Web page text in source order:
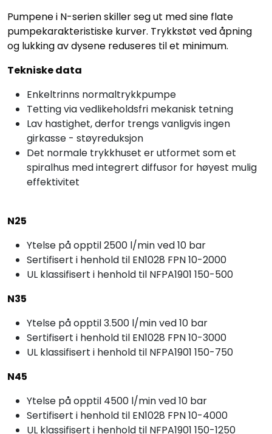
Pumpene i N-serien skiller seg ut med sine flate
pumpekarakteristiske kurver. Trykkstøt ved åpning
og lukking av dysene reduseres til et minimum.
Tekniske data
Enkeltrinns normaltrykkpumpe
Tetting via vedlikeholdsfri mekanisk tetning
Lav hastighet, derfor trengs vanligvis ingen
girkasse - støyreduksjon
Det normale trykkhuset er utformet som et
spiralhus med integrert diffusor for høyest mulig
effektivitet
N25
Ytelse på opptil 2500 l/min ved 10 bar
Sertifisert i henhold til EN1028 FPN 10-2000
UL klassifisert i henhold til NFPA1901 150-500
N35
Ytelse på opptil 3.500 l/min ved 10 bar
Sertifisert i henhold til EN1028 FPN 10-3000
UL klassifisert i henhold til NFPA1901 150-750
N45
Ytelse på opptil 4500 l/min ved 10 bar
Sertifisert i henhold til EN1028 FPN 10-4000
UL klassifisert i henhold til NFPA1901 150-1250